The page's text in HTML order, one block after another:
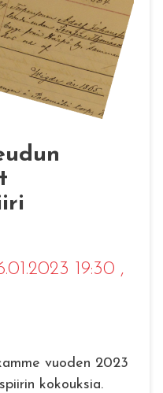
19:30 ,
vuoden 2023
kokouksia.